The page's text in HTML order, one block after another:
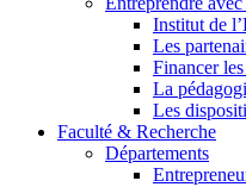
Institut de
Les
Financer
La
Les
Faculté & Recherche
Départements